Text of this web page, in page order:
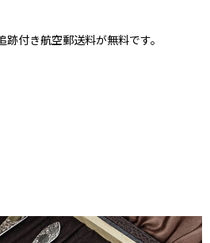
付き航空郵送料が無料です。